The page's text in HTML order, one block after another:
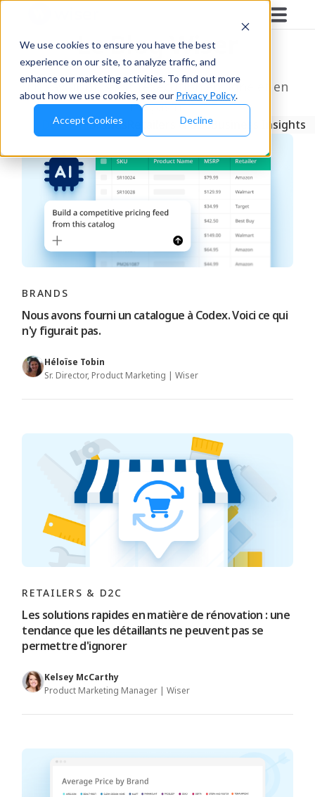
We use cookies to ensure you have the best
experience on our site, to analyze traffic, and
enhance our marketing activities. To find out more
about how we use cookies, see our Privacy Policy.
Accept Cookies Decline
Le Blog Wiser
En savoir plus sur l’exécution en ligne et en
magasin.
DerniersBrands Retailers & D2CBusiness Insights
BRANDS
Nous avons fourni un catalogue à Codex. Voici ce qui
n'y figurait pas.
Héloïse Tobin
Sr. Director, Product Marketing | Wiser
RETAILERS & D2C
Les solutions rapides en matière de rénovation : une
tendance que les détaillants ne peuvent pas se
permettre d'ignorer
Kelsey McCarthy
Product Marketing Manager | Wiser